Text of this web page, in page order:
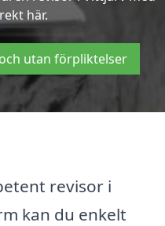
här.
utan förpliktelser
revisor i
kan du enkelt